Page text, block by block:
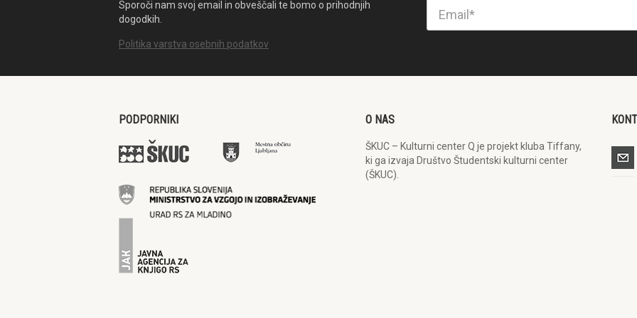
Sporoči nam svoj email in obveščali te bomo o prihodnjih
dogodkih.
Politika varstva osebnih podatkov
PODPORNIKI O NAS
ŠKUC – Kulturni center Q je projekt kluba Tiffany,
ki ga izvaja Društvo Študentski kulturni center
(ŠKUC).